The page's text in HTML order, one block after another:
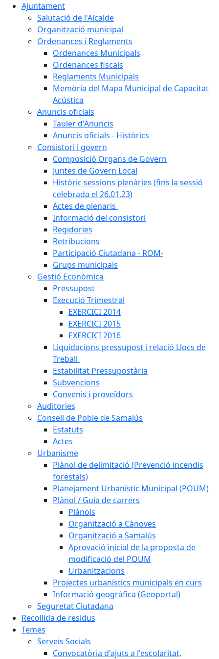
Ajuntament
Salutació de l'Alcalde
Organització municipal
Ordenances i Reglaments
Ordenances Municipals
Ordenances fiscals
Reglaments Municipals
Memòria del Mapa Municipal de Capacitat
Acústica
Anuncis oficials
Tauler d'Anuncis
Anuncis oficials - Històrics
Consistori i govern
Composició Organs de Govern
Juntes de Govern Local
Històric sessions plenàries (fins la sessió
celebrada el 26.01.23)
Actes de plenaris
Informació del consistori
Regidories
Retribucions
Participació Ciutadana - ROM-
Grups municipals
Gestió Econòmica
Pressupost
Execució Trimestral
EXERCICI 2014
EXERCICI 2015
EXERCICI 2016
Liquidacions pressupost i relació Llocs de
Treball
Estabilitat Pressupostària
Subvencions
Convenis i proveïdors
Auditories
Consell de Poble de Samalús
Estatuts
Actes
Urbanisme
Plànol de delimitació (Prevenció incendis
forestals)
Planejament Urbanístic Municipal (POUM)
Plànol / Guia de carrers
Plànols
Organització a Cànoves
Organització a Samalús
Aprovació inicial de la proposta de
modificació del POUM
Urbanitzacions
Projectes urbanístics municipals en curs
Informació geogràfica (Geoportal)
Seguretat Ciutadana
Recollida de residus
Temes
Serveis Socials
Convocatòria d'ajuts a l'escolaritat,